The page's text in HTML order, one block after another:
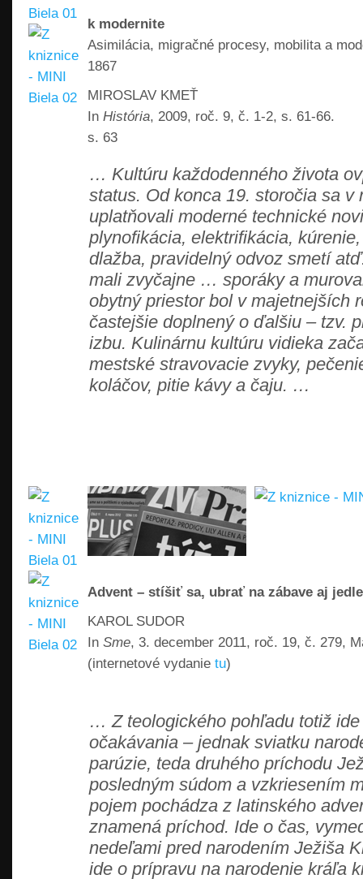
k modernite
Asimilácia, migračné procesy, mobilita a
1867
MIROSLAV KMEŤ
In História, 2009, roč. 9, č. 1-2, s. 61-66.
s. 63
… Kultúru každodenného života
status. Od konca 19. storočia sa v
uplatňovali moderné technické
plynofikácia, elektrifikácia,
dlažba, pravidelný odvoz smetí
mali zvyčajne … sporáky a
obytný priestor bol v majetnejších
častejšie doplnený o ďalšiu – tzv.
izbu. Kulinárnu kultúru vidieka
mestské stravovacie zvyky,
koláčov, pitie kávy a čaju. …
Advent – stíšiť sa, ubrať na zábave aj jedle
KAROL SUDOR
In Sme, 3. december 2011, roč. 19, č. 279,
(internetové vydanie tu)
… Z teologického pohľadu totiž
očakávania – jednak sviatku
parúzie, teda druhého príchodu
posledným súdom a vzkriesením
pojem pochádza z latinského
znamená príchod. Ide o čas,
nedeľami pred narodením Ježiša
ide o prípravu na narodenie kráľa